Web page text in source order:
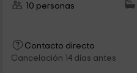
10 personas
Contacto directo
Cancelación 14 días antes